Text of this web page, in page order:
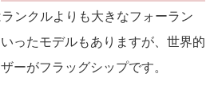
ンクルよりも大きなフォーラン
ったモデルもありますが、世界的
ーがフラッグシップです。